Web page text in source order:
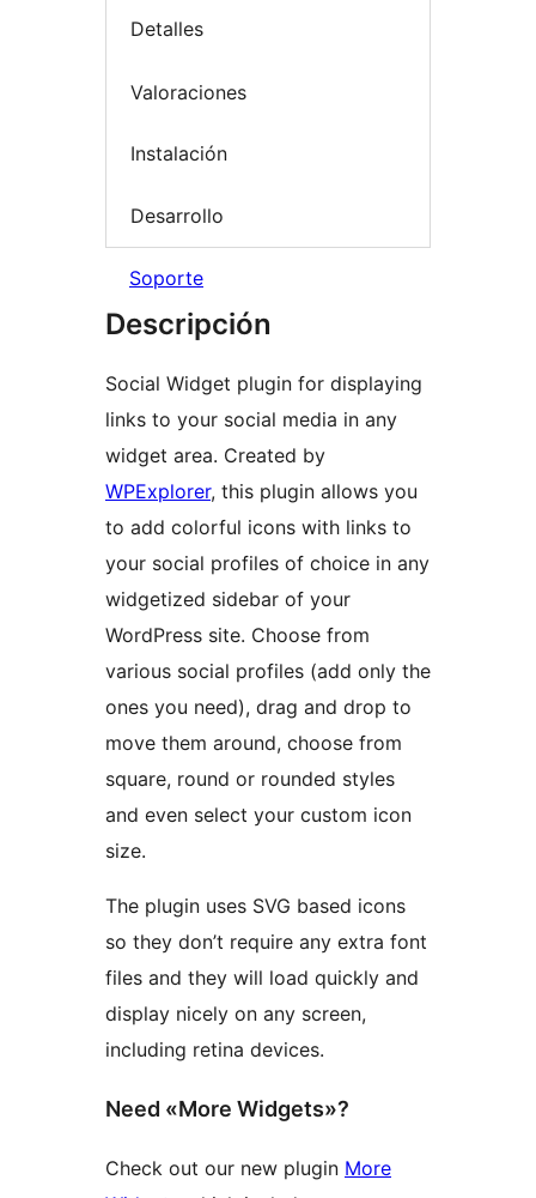
Detalles
Valoraciones
Instalación
Desarrollo
Soporte
Descripción
Social Widget plugin for displaying
links to your social media in any
widget area. Created by
WPExplorer, this plugin allows you
to add colorful icons with links to
your social profiles of choice in any
widgetized sidebar of your
WordPress site. Choose from
various social profiles (add only the
ones you need), drag and drop to
move them around, choose from
square, round or rounded styles
and even select your custom icon
size.
The plugin uses SVG based icons
so they don’t require any extra font
files and they will load quickly and
display nicely on any screen,
including retina devices.
Need «More Widgets»?
Check out our new plugin More